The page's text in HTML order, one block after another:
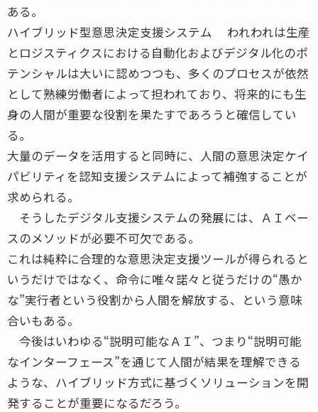
ある。
ハイブリッド型意思決定支援システム われわれは生産
とロジスティクスにおける自動化およびデジタル化のポ
テンシャルは大いに認めつつも、多くのプロセスが依然
として熟練労働者によって担われており、将来的にも生
身の人間が重要な役割を果たすであろうと確信してい
る。
大量のデータを活用すると同時に、人間の意思決定ケイ
パビリティを認知支援システムによって補強することが
求められる。
そうしたデジタル支援システムの発展には、ＡＩベー
スのメソッドが必要不可欠である。
これは純粋に合理的な意思決定支援ツールが得られると
いうだけではなく、命令に唯々諾々と従うだけの“愚か
な”実行者という役割から人間を解放する、という意味
合いもある。
今後はいわゆる“説明可能なＡＩ”、つまり“説明可能
なインターフェース”を通じて人間が結果を理解できる
ような、ハイブリッド方式に基づくソリューションを開
発することが重要になるだろう。